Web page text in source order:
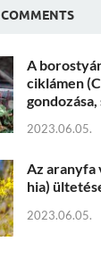
COMMENTS
A
ciklámen
2023.06.05.
Az aranyfa
hia)
2023.06.05.